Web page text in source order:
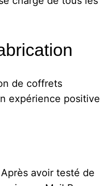
de coffrets
expérience positive
avoir testé de